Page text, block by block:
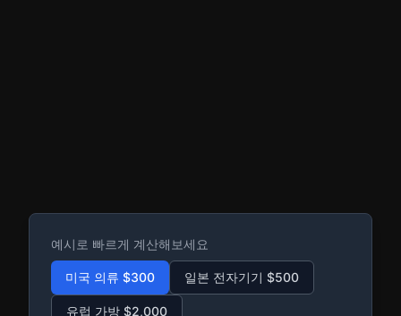
예시로 빠르게 계산해보세요
미국 의류 $300 일본 전자기기 $500
유럽 가방 $2,000